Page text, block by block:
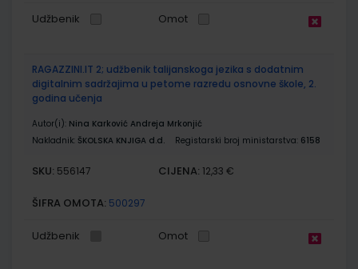
Udžbenik Omot
RAGAZZINI.IT 2; udžbenik talijanskoga jezika s dodatnim
digitalnim sadržajima u petome razredu osnovne škole, 2.
godina učenja
Autor(i): Nina Karković Andreja Mrkonjić
Nakladnik: ŠKOLSKA KNJIGA d.d. Registarski broj ministarstva: 6158
SKU: 556147 CIJENA: 12,33 €
ŠIFRA OMOTA: 500297
Udžbenik Omot